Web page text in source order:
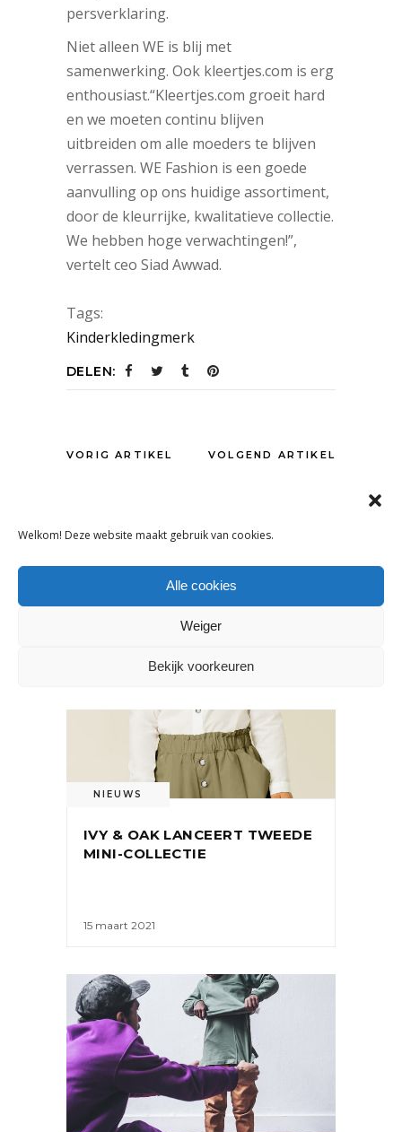
Welkom! Deze website maakt gebruik van cookies.
Alle cookies
Weiger
Bekijk voorkeuren
persverklaring.
Niet alleen WE is blij met
samenwerking. Ook kleertjes.com is erg
enthousiast.“Kleertjes.com groeit hard
en we moeten continu blijven
uitbreiden om alle moeders te blijven
verrassen. WE Fashion is een goede
aanvulling op ons huidige assortiment,
door de kleurrijke, kwalitatieve collectie.
We hebben hoge verwachtingen!”,
vertelt ceo Siad Awwad.
Tags:
Kinderkledingmerk
DELEN:
VORIG ARTIKEL VOLGEND ARTIKEL
NIEUWS
IVY & OAK LANCEERT TWEEDE
MINI-COLLECTIE
15 maart 2021